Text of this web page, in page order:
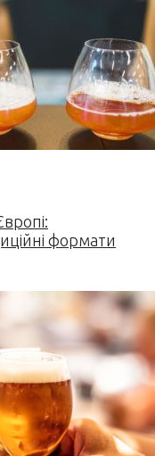
формати